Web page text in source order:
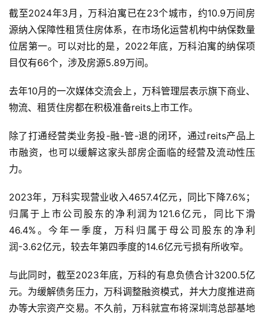
截至2024年3月，万科泊寓已在23个城市，约10.9万间房
源纳入保障性租赁住房体系，在市场化运营机构中纳保数量
位居第一。可以对比的是，2022年底，万科泊寓的纳保项
目仅有66个，涉及房源5.89万间。
去年10月的一次媒体交流会上，万科管理层表示旗下商业、
物流、租赁住房都在积极准备reits上市工作。
除了打通经营类业务投-融-管-退的闭环，通过reits产品上
市融资，也可以缓解这家头部房企面临的经营及流动性压
力。
2023年，万科实现营业收入4657.4亿元，同比下降7.6%；
归属于上市公司股东的净利润为121.6亿元，同比下滑
46.4%。今年一季度，万科归属于母公司股东的净利
润-3.62亿元，较去年第四季度的14.6亿元亏损有所收窄。
与此同时，截至2023年底，万科的有息负债合计3200.5亿
元。为缓解债务压力，万科调整融资模式，并大力度推进商
办等大宗资产交易。不久前，万科就宣布将深圳湾总部基地